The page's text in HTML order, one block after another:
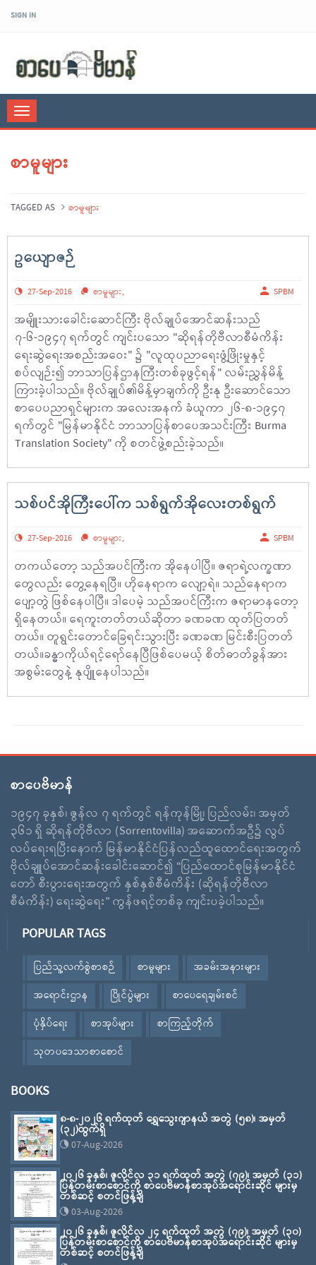
SIGN IN
Toggle
navigation
စာမူများ
TAGGED AS စာမူများ
ဥယျောဇဉ်
27-Sep-2016 စာမူများ, SPBM
အမျိူးသားခေါင်းဆောင်ကြီး ဗိုလ်ချုပ်အောင်ဆန်းသည်
၇-၆-၁၉၄၇ ရက်တွင် ကျင်းပသော "ဆိုရန်တိုဗီလာစီမံကိန်း
ရေးဆွဲရေးအစည်းအဝေး" ၌ "လူထုပညာရေးဖွံ့ဖြိုးမှုနှင့်
စပ်လျဉ်း၍ ဘာသာပြန်ဌာနကြီးတစ်ခုဖွင့်ရန်" လမ်းညွှန်မိန့်
ကြားခဲ့ပါသည်။ ဗိုလ်ချုပ်၏မိန့်မှာချက်ကို ဦးနု ဦးဆောင်သော
စာပေပညာရှင်များက အလေးအနက် ခံယူကာ ၂၆-၈-၁၉၄၇
ရက်တွင် "မြန်မာနိုင်ငံ ဘာသာပြန်စာပေအသင်းကြီး Burma
Translation Society" ကို စတင်ဖွဲ့စည်းခဲ့သည်။
သစ်ပင်အိုကြီးပေါ်က သစ်ရွက်အိုလေးတစ်ရွက်
27-Sep-2016 စာမူများ, SPBM
တကယ်တော့ သည်အပင်ကြီးက အိုနေပါပြီ။ ဇရာရဲ့လက္ခဏာ
တွေလည်း တွေ့နေရပြီ။ ဟိုနေရာက လျော့ရဲ။ သည်နေရာက
ပျော့တွဲ ဖြစ်နေပါပြီ။ ဒါပေမဲ့ သည်အပင်ကြီးက ဇရာမာနတော့
ရှိနေတယ်။ ရေကူးတတ်တယ်ဆိုတာ ခဏခဏ ထုတ်ပြတတ်
တယ်။ တူရွင်းတောင်ခြေရင်းသွားပြီး ခဏခဏ မြင်းစီးပြတတ်
တယ်။ခန္ဓာကိုယ်ရင့်ရော်နေပြီဖြစ်ပေမယ့် စိတ်ဓာတ်ခွန်အား
အစွမ်းတွေနဲ့ နုပျိူနေပါသည်။
စာပေဗိမာန်
၁၉၄၇ ခုနှစ်၊ ဇွန်လ ၇ ရက်တွင် ရန်ကုန်မြို့၊ ပြည်လမ်း၊ အမှတ်
၃၆၁ ရှိ ဆိုရန်တိုဗီလာ (Sorrentovilla) အဆောက်အဦ၌ လွပ်
လပ်ရေးရပြီးနောက် မြန်မာနိုင်ငံပြန်လည်ထူထောင်ရေးအတွက်
ဗိုလ်ချူပ်အောင်ဆန်းခေါင်းဆောင်၍ “ပြည်ထောင်စုမြန်မာနိုင်ငံ
တော် စီးပွားရေးအတွက် နှစ်နှစ်စီမံကိန်း (ဆိုရန်တိုဗီလာ
စီမံကိန်း) ရေးဆွဲရေး” ကွန်ဖရင့်တစ်ခု ကျင်းပခဲ့ပါသည်။
POPULAR TAGS
ပြည်သူ့လက်စွဲစာစဉ် စာမူများ
အခမ်းအနားများ
အရောင်းဌာန
ပြိုင်ပွဲများ
စာပေရေချမ်းစင်
ပုံနှိပ်ရေး
စာအုပ်များ
စာကြည့်တိုက်
သုတပဒေသာစာစောင်
BOOKS
၈-၈-၂၀၂၆ ရက်ထုတ် ရွှေသွေးဂျာနယ် အတွဲ (၅၈)၊ အမှတ်
(၃၂)ထွက်ရှိ
07-Aug-2026
၂၀၂၆ ခုနှစ်၊ ဇူလိုင်လ ၃၁ ရက်ထုတ် အတွဲ (၇၉)၊ အမှတ် (၃၁)
ပြန်တမ်းစာစောင်ကို စာပေဗိမာန်စာအုပ်အရောင်းဆိုင် များမှ
တစ်ဆင့် စတင်ဖြန့်ချိ
03-Aug-2026
၂၀၂၆ ခုနှစ်၊ ဇူလိုင်လ ၂၄ ရက်ထုတ် အတွဲ (၇၉)၊ အမှတ် (၃၀)
ပြန်တမ်းစာစောင်ကို စာပေဗိမာန်စာအုပ်အရောင်းဆိုင် များမှ
တစ်ဆင့် စတင်ဖြန့်ချိ